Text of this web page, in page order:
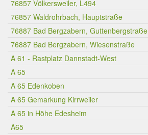
76857 Völkersweiler, L494
76857 Waldrohrbach, Hauptstraße
76887 Bad Bergzabern, Guttenbergstraße
76887 Bad Bergzabern, Wiesenstraße
A 61 - Rastplatz Dannstadt-West
A 65
A 65 Edenkoben
A 65 Gemarkung Kirrweiler
A 65 in Höhe Edesheim
A65